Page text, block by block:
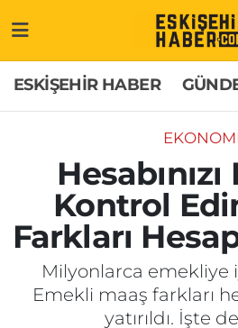
ESKİŞEHİR HABER
Kontrol
Farkları
Milyonlarca emekliye
Emekli maaş farkları
yatırıldı. İşte
GÜNDEM
ASAYİŞ
SİYASET
EKONOMİ
SAĞLIK
Hakkımızda
İletişim
Künye
Odunpazarı Trafik
Süper Lig Puan
Tüm Manşetler
Son Dakika Haberleri
Haber Arşivi